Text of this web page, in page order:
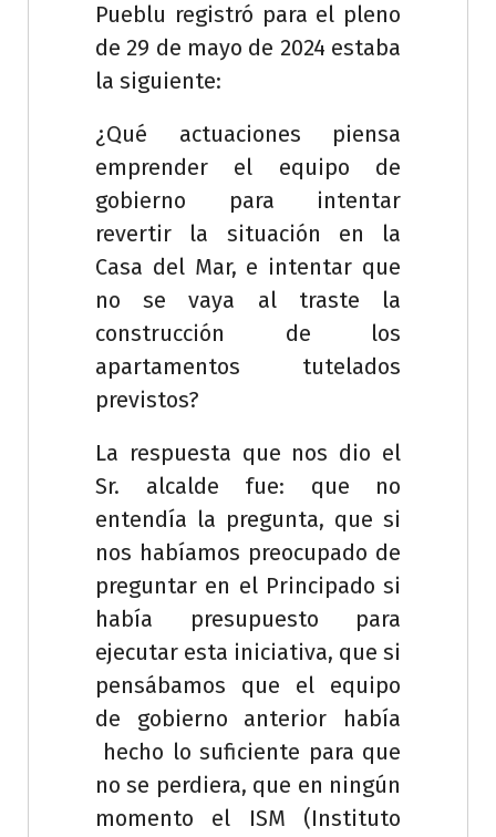
Pueblu registró para el pleno
de 29 de mayo de 2024 estaba
la siguiente:
¿Qué actuaciones piensa
emprender el equipo de
gobierno para intentar
revertir la situación en la
Casa del Mar, e intentar que
no se vaya al traste la
construcción de los
apartamentos tutelados
previstos?
La respuesta que nos dio el
Sr. alcalde fue: que no
entendía la pregunta, que si
nos habíamos preocupado de
preguntar en el Principado si
había presupuesto para
ejecutar esta iniciativa, que si
pensábamos que el equipo
de gobierno anterior había
hecho lo suficiente para que
no se perdiera, que en ningún
momento el ISM (Instituto